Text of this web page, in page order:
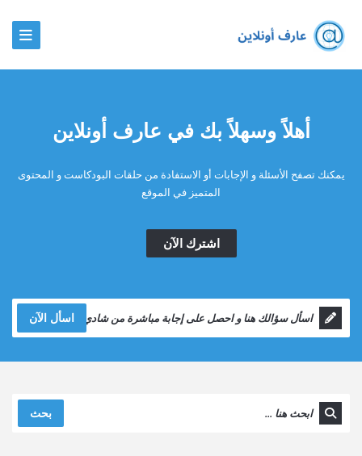
أهلاً وسهلاً بك في عارف أونلاين
يمكنك تصفح الأسئلة و الإجابات أو الاستفادة من حلقات البودكاست و المحتوى
المتميز في الموقع
اشترك الآن
اسأل الآن
بحث